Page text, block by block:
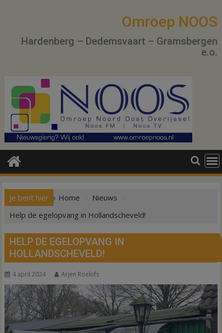
Omroep NOOS
Hardenberg – Dedemsvaart – Gramsbergen
e.o.
Je bent hier Home
Nieuws
Help de egelopvang in Hollandscheveld!
HELP DE EGELOPVANG IN
HOLLANDSCHEVELD!
4 april 2024 Arjen Roelofs